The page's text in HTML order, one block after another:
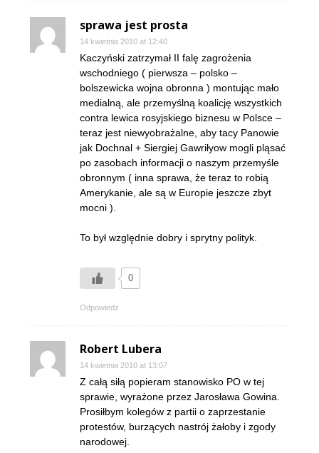
sprawa jest prosta
14 kwietnia 2010 at 12:40
Kaczyński zatrzymał II falę zagrożenia
wschodniego ( pierwsza – polsko –
bolszewicka wojna obronna ) montując mało
medialną, ale przemyślną koalicję wszystkich
contra lewica rosyjskiego biznesu w Polsce –
teraz jest niewyobrażalne, aby tacy Panowie
jak Dochnal + Siergiej Gawriłyow mogli pląsać
po zasobach informacji o naszym przemyśle
obronnym ( inna sprawa, że teraz to robią
Amerykanie, ale są w Europie jeszcze zbyt
mocni ).
To był względnie dobry i sprytny polityk.
0
Odpowiedz
Robert Lubera
14 kwietnia 2010 at 13:07
Z całą siłą popieram stanowisko PO w tej
sprawie, wyrażone przez Jarosława Gowina.
Prosiłbym kolegów z partii o zaprzestanie
protestów, burzących nastrój żałoby i zgody
narodowej.